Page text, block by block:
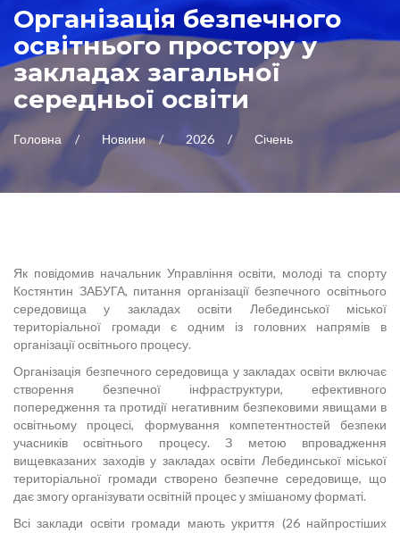
Організація безпечного
освітнього простору у
закладах загальної
середньої освіти
Головна Новини 2026 Січень
Як повідомив начальник Управління освіти, молоді та спорту
Костянтин ЗАБУГА, питання організації безпечного освітнього
середовища у закладах освіти Лебединської міської
територіальної громади є одним із головних напрямів в
організації освітнього процесу.
Організація безпечного середовища у закладах освіти включає
створення безпечної інфраструктури, ефективного
попередження та протидії негативним безпековими явищами в
освітньому процесі, формування компетентностей безпеки
учасників освітнього процесу. З метою впровадження
вищевказаних заходів у закладах освіти Лебединської міської
територіальної громади створено безпечне середовище, що
дає змогу організувати освітній процес у змішаному форматі.
Всі заклади освіти громади мають укриття (26 найпростіших